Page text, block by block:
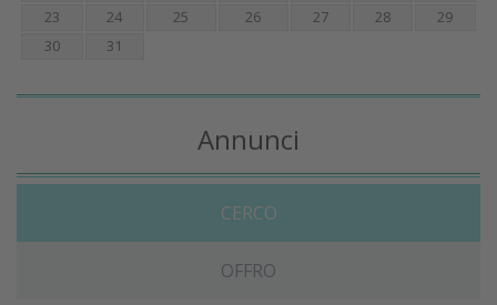
23
24 25 26 27 28
29
30
31
Annunci
CERCO
OFFRO